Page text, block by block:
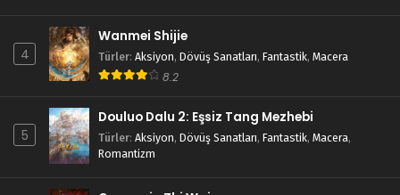
4
Wanmei Shijie
Türler: Aksiyon, Dövüş Sanatları, Fantastik, Macera
8.2
5
Douluo Dalu 2: Eşsiz Tang Mezhebi
Türler: Aksiyon, Dövüş Sanatları, Fantastik, Macera,
Romantizm